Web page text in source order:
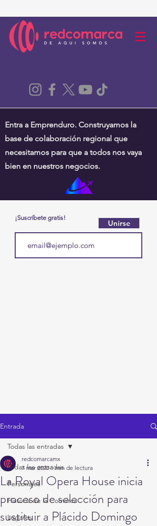
Entra a Emprenduro. Construyamos la
base de colaboración regional que
necesitamos para que a todos nos vaya
bien en nuestros negocios.
¡Suscríbete gratis!
Unirse
Entrada
Todas las entradas
Personajes
Historia de la Comarca
Lugares
Todas las entradas
La Royal Opera House inicia
proceso de selección para
sustituir a Plácido Domingo
redcomarcamx
7 mar 2020 1 min de lectura